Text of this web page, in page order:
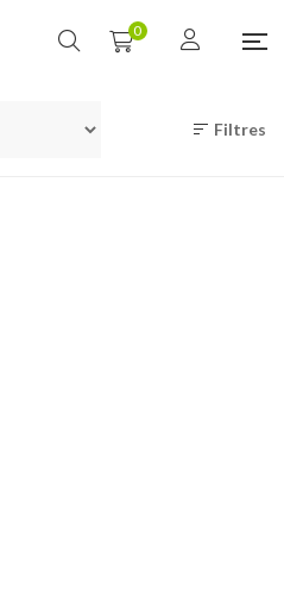
0
Filtres